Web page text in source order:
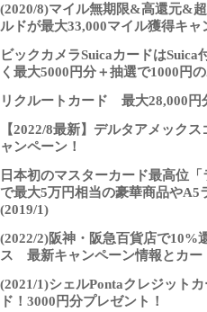
(2020/8)マイル無期限&高還元&
ルドが最大33,000マイル獲得キャ
ビックカメラSuicaカードは
く最大5000円分＋抽選で1000円
リクルートカード 最大28,000円
【2022/8最新】デルタアメック
ャンペーン！
日本初のマスターカード最高位
で最大5万円相当の豪華商品やA5
(2019/1)
(2022/2)阪神・阪急百貨店で10%
ス 最新キャンペーン情報とカー
(2021/1)シェルPontaクレジット
ド！3000円分プレゼント！